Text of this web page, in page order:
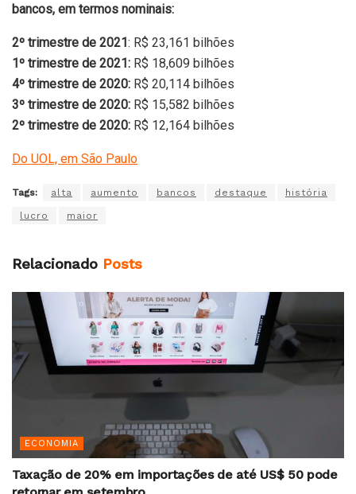
bancos, em termos nominais:
2º trimestre de 2021: R$ 23,161 bilhões
1º trimestre de 2021: R$ 18,609 bilhões
4º trimestre de 2020: R$ 20,114 bilhões
3º trimestre de 2020: R$ 15,582 bilhões
2º trimestre de 2020: R$ 12,164 bilhões
Do UOL, em São Paulo
Tags: alta aumento bancos destaque história
lucro maior
Relacionado Posts
ECONOMIA
Taxação de 20% em importações de até US$ 50 pode